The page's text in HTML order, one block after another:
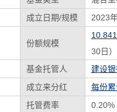
成立日期/规模 2023
份额规模
30日）
基金托管人
建设
成立来分红
每份累
托管费率
0.20%